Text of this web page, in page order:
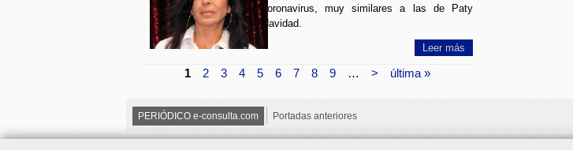
coronavirus, muy similares a las de Paty
Navidad.
Leer más
1 2 3 4 5 6 7 8 9 … > última »
PERIÓDICO e-consulta.com Portadas anteriores